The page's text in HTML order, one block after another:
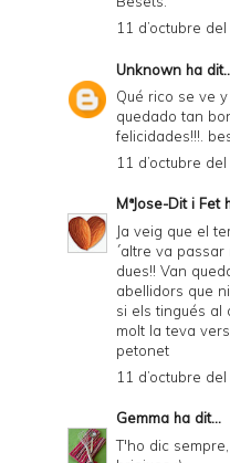
11 d’octubre
Unknown ha
Qué rico se ve
quedado tan
felicidades!!!.
11 d’octubre
MªJose-Dit i Fet
Ja veig que el
´altre va
dues!! Van
abellidors que
si els tingués al
molt la teva
petonet
11 d’octubre
Gemma ha dit...
T'ho dic